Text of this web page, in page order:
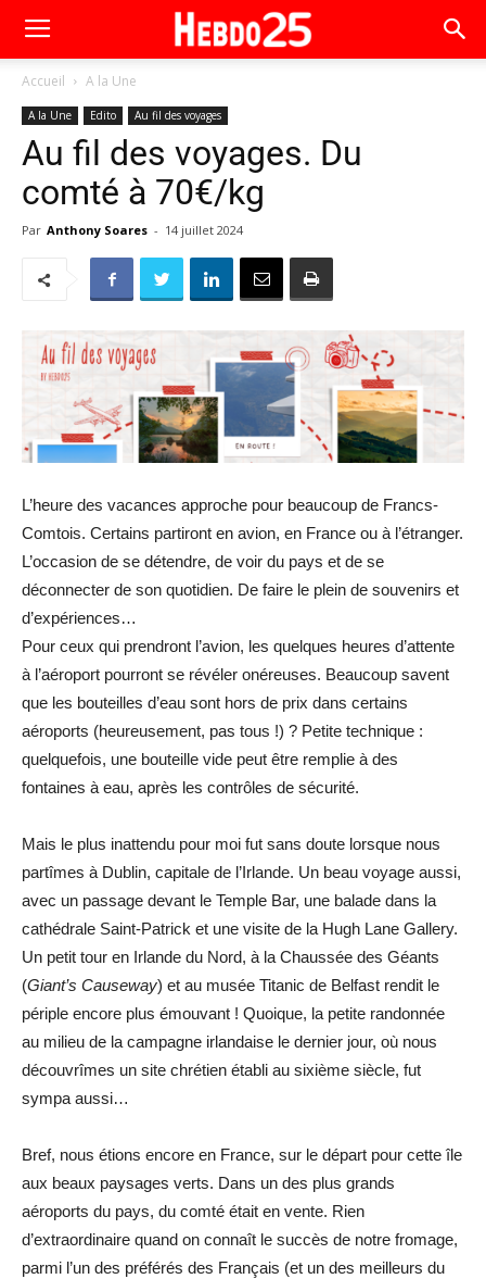
Accueil A la Une
A la Une Edito Au fil des voyages
Au fil des voyages. Du
comté à 70€/kg
Par Anthony Soares - 14 juillet 2024
L’heure des vacances approche pour beaucoup de Francs-
Comtois. Certains partiront en avion, en France ou à l’étranger.
L’occasion de se détendre, de voir du pays et de se
déconnecter de son quotidien. De faire le plein de souvenirs et
d’expériences…
Pour ceux qui prendront l’avion, les quelques heures d’attente
à l’aéroport pourront se révéler onéreuses. Beaucoup savent
que les bouteilles d’eau sont hors de prix dans certains
aéroports (heureusement, pas tous !) ? Petite technique :
quelquefois, une bouteille vide peut être remplie à des
fontaines à eau, après les contrôles de sécurité.
Mais le plus inattendu pour moi fut sans doute lorsque nous
partîmes à Dublin, capitale de l’Irlande. Un beau voyage aussi,
avec un passage devant le Temple Bar, une balade dans la
cathédrale Saint-Patrick et une visite de la Hugh Lane Gallery.
Un petit tour en Irlande du Nord, à la Chaussée des Géants
(Giant’s Causeway) et au musée Titanic de Belfast rendit le
périple encore plus émouvant ! Quoique, la petite randonnée
au milieu de la campagne irlandaise le dernier jour, où nous
découvrîmes un site chrétien établi au sixième siècle, fut
sympa aussi…
Bref, nous étions encore en France, sur le départ pour cette île
aux beaux paysages verts. Dans un des plus grands
aéroports du pays, du comté était en vente. Rien
d’extraordinaire quand on connaît le succès de notre fromage,
parmi l’un des préférés des Français (et un des meilleurs du